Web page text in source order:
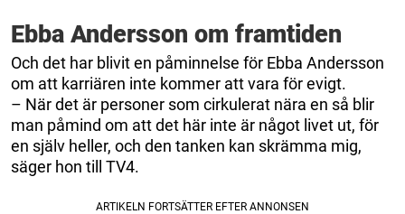
Ebba Andersson om framtiden
Och det har blivit en påminnelse för Ebba Andersson
om att karriären inte kommer att vara för evigt.
– När det är personer som cirkulerat nära en så blir
man påmind om att det här inte är något livet ut, för
en själv heller, och den tanken kan skrämma mig,
säger hon till TV4.